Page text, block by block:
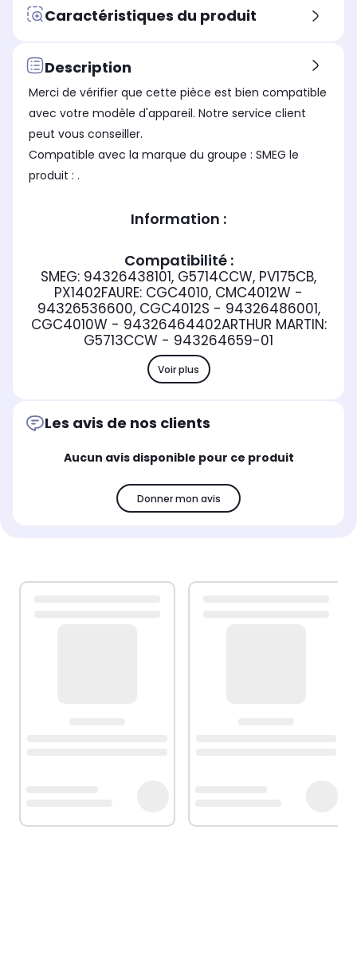
Caractéristiques du produit
Description
Merci de vérifier que cette pièce est bien compatible
avec votre modèle d'appareil. Notre service client
peut vous conseiller.
Compatible avec la marque du groupe : SMEG le
produit : .
Information :
Compatibilité :
SMEG: 94326438101, G5714CCW, PV175CB,
PX1402FAURE: CGC4010, CMC4012W -
94326536600, CGC4012S - 94326486001,
CGC4010W - 94326464402ARTHUR MARTIN:
G5713CCW - 943264659-01
Voir plus
Les avis de nos clients
Aucun avis disponible pour ce produit
Donner mon avis